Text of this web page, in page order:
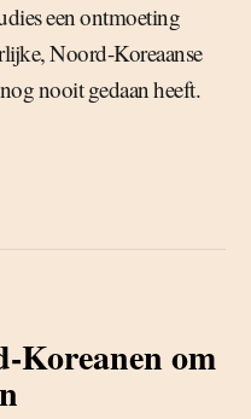
een ontmoeting
Noord-Koreaanse
nooit gedaan heeft.
Koreanen om